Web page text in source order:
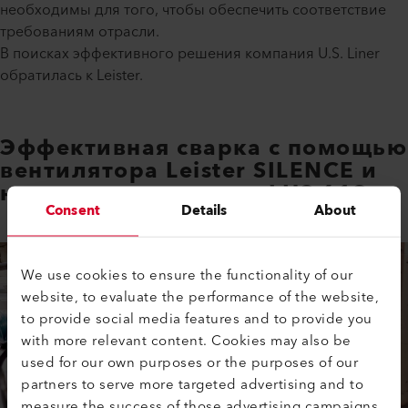
Consent Details About
We use cookies to ensure the functionality of our
website, to evaluate the performance of the website,
to provide social media features and to provide you
with more relevant content. Cookies may also be
used for our own purposes or the purposes of our
partners to serve more targeted advertising and to
необходимы для того, чтобы обеспечить соответствие
требованиям отрасли.
В поисках эффективного решения компания U.S. Liner
обратилась к Leister.
Эффективная сварка с помощью
вентилятора Leister SILENCE и
нагревателя воздуха LHS 61S